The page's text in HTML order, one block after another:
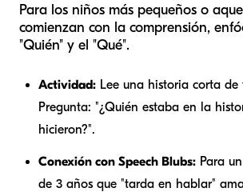
Para los niños más pequeños o
comienzan con la comprensión,
"Quién" y el "Qué".
Actividad: Lee una historia corta de
Pregunta: "¿Quién estaba en la
hicieron?".
Conexión con Speech Blubs: Para
de 3 años que "tarda en hablar"